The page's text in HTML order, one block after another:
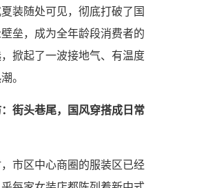
装随处可见，彻底打破了国
垒，成为全年龄段消费者的
掀起了一波接地气、有温度
。
街头巷尾，国风穿搭成日常
区中心商圈的服装区已经